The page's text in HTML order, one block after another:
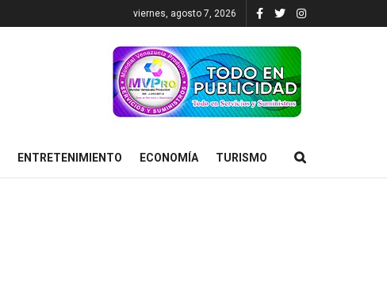
viernes, agosto 7, 2026
ENTRETENIMIENTO ECONOMÍA TURISMO